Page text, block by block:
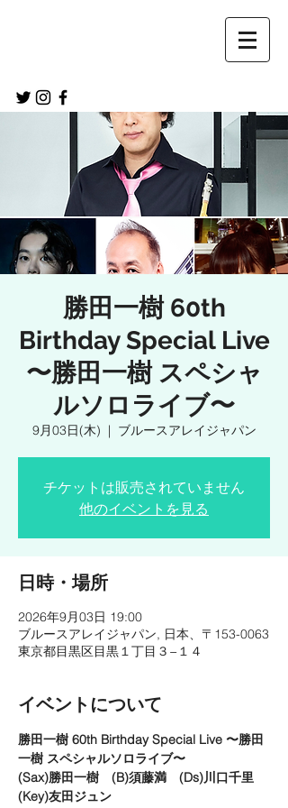
勝田一樹 60th
Birthday Special Live
〜勝田一樹 スペシャ
ルソロライブ〜
9月03日(木)
  |
ブルースアレイジャパン
チケットは販売されていません
他のイベントを見る
日時・場所
2026年9月03日 19:00
ブルースアレイジャパン, 日本、〒153-0063
東京都目黒区目黒１丁目３−１４
イベントについて
勝田一樹 60th Birthday Special Live 〜勝田
一樹 スペシャルソロライブ〜
(Sax)勝田一樹　(B)須藤満　(Ds)川口千里
(Key)友田ジュン